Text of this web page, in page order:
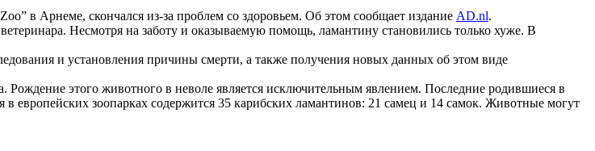
в Арнеме, скончался из-за проблем со здоровьем. Об этом сообщает издание AD.nl.
Несмотря на заботу и оказываемую помощь, ламантину становились только хуже. В
и установления причины смерти, а также получения новых данных об этом виде
Рождение этого животного в неволе является исключительным явлением. Последние родившиеся в
европейских зоопарках содержится 35 карибских ламантинов: 21 самец и 14 самок. Животные могут